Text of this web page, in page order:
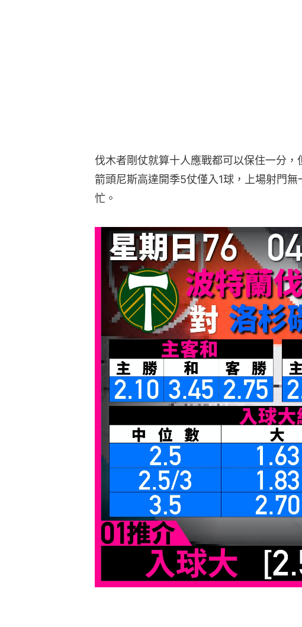
伐木者剛仗就算十人應戰都可以保住一分
箭頭尼斯高達開季5仗僅入1球，上場射門
忙。